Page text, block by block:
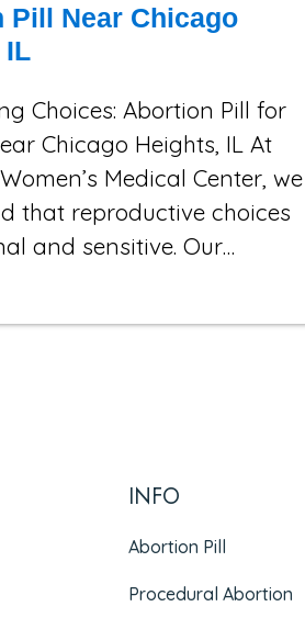
Pill Near Chicago
IL
Choices: Abortion Pill for
Chicago Heights, IL At
Medical Center, we
that reproductive choices
and sensitive. Our…
INFO
Abortion Pill
Procedural Abortion